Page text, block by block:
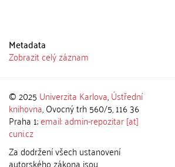
Metadata
Zobrazit celý záznam
© 2025 Univerzita Karlova,Ústřední
knihovna, Ovocný trh 560/5, 116 36
Praha 1;email: admin-repozitar [at]
cuni.cz
Za dodržení všech ustanovení
autorského zákona jsou